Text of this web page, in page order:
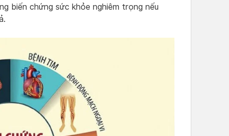
biến chứng sức khỏe nghiêm trọng nếu